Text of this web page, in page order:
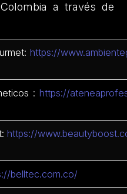
a través de
https://
:https://
https://
belltec.com.co/